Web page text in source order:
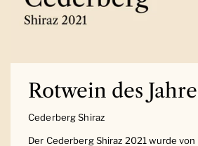
Rotwein des
Cederberg Shiraz
Der Cederberg Shiraz 2021 wurde